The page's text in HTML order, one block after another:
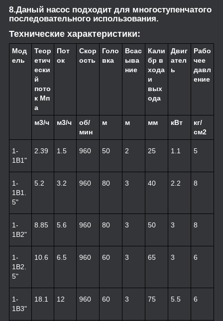
8.Даный насос подходит для многоступенчатого
последовательного использования.
Технические характеристики:
Мод
ель
Теор
етич
ески
й
пото
к Мп
а
Пот
ок
Скор
ость
Голо
вка
Всас
ыва
ние
Кали
бр в
хода
и
вых
ода
Двиг
ател
ь
Рабо
чее
давл
ение
м3/ч м3/ч
об/
мин
м м мм кВт
кг/
см2
1-
1B1"
2.39 1.5 960 50 2 25 1.1 5
1-
1B1.
5"
5.2 3.2 960 80 3 40 2.2 8
1-
1B2"
8.85 5.6 960 80 3 50 3 8
1-
1B2.
5"
10.6 6.5 960 60 3 65 3 6
1-
1B3"
18.1 12 960 60 3 75 5.5 6